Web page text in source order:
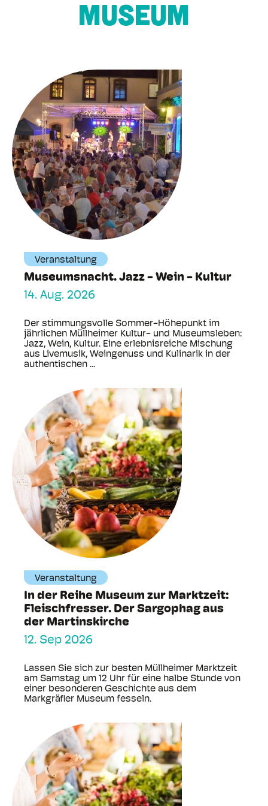
Museum
Veranstaltung
Museumsnacht. Jazz - Wein - Kultur
14. Aug. 2026
Der stimmungsvolle Sommer-Höhepunkt im
jährlichen Müllheimer Kultur- und Museumsleben:
Jazz, Wein, Kultur. Eine erlebnisreiche Mischung
aus Livemusik, Weingenuss und Kulinarik in der
authentischen ...
Veranstaltung
In der Reihe Museum zur Marktzeit:
Fleischfresser. Der Sargophag aus
der Martinskirche
12. Sep 2026
Lassen Sie sich zur besten Müllheimer Marktzeit
am Samstag um 12 Uhr für eine halbe Stunde von
einer besonderen Geschichte aus dem
Markgräfler Museum fesseln.